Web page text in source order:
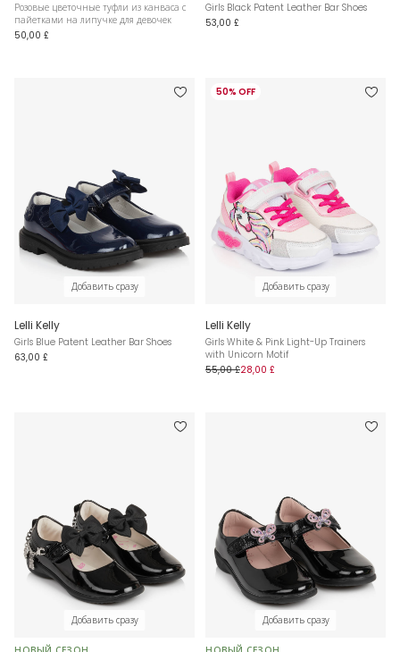
Розовые цветочные туфли из канваса с
пайетками на липучке для девочек
50,00 £
Girls Black Patent Leather Bar Shoes
53,00 £
Добавить сразу
Lelli Kelly
Girls Blue Patent Leather Bar Shoes
63,00 £
50% OFF
Добавить сразу
Lelli Kelly
Girls White & Pink Light-Up Trainers
with Unicorn Motif
55,00 £28,00 £
Добавить сразу Добавить сразу